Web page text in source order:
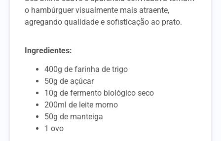
o hambúrguer visualmente mais atraente,
agregando qualidade e sofisticação ao prato.
Ingredientes:
400g de farinha de trigo
50g de açúcar
10g de fermento biológico seco
200ml de leite morno
50g de manteiga
1 ovo